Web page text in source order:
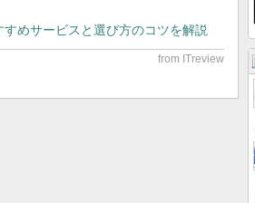
すめサービスと選び方のコツを解説